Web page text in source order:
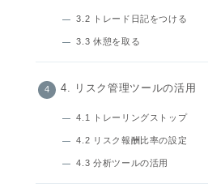
3.2 トレード日記をつける
3.3 休憩を取る
4. リスク管理ツールの活用
4.1 トレーリングストップ
4.2 リスク報酬比率の設定
4.3 分析ツールの活用